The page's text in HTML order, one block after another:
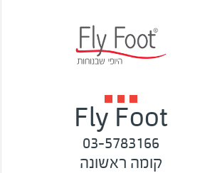
Fly Foot
03-5783166
קומה ראשונה